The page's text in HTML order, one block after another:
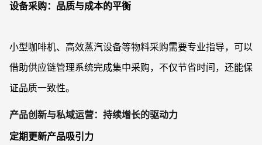
设备采购：品质与成本的平衡
小型咖啡机、高效蒸汽设备等物料采购需要专业指导，可以
借助供应链管理系统完成集中采购，不仅节省时间，还能保
证品质一致性。
产品创新与私域运营：持续增长的驱动力
定期更新产品吸引力